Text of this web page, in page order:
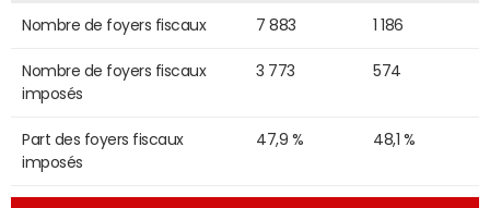
Nombre de foyers fiscaux 7 883 1 186
Nombre de foyers fiscaux
imposés
3 773 574
Part des foyers fiscaux
imposés
47,9 % 48,1 %